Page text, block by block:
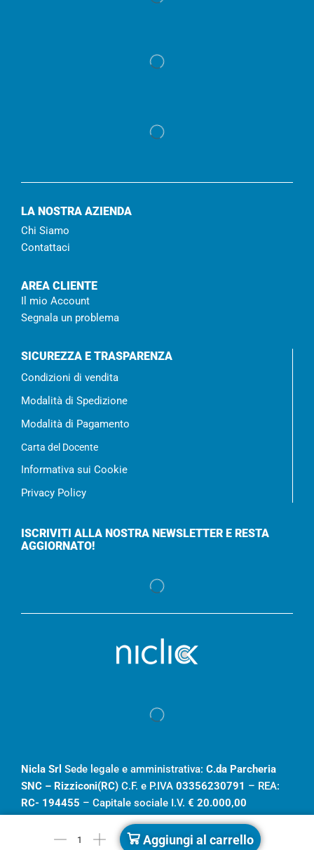
LA NOSTRA AZIENDA
Chi Siamo
Contattaci
AREA CLIENTE
Il mio Account
Segnala un problema
SICUREZZA E TRASPARENZA
Condizioni di vendita
Modalità di Spedizione
Modalità di Pagamento
Carta del Docente
Informativa sui Cookie
Privacy Policy
ISCRIVITI ALLA NOSTRA NEWSLETTER E RESTA
AGGIORNATO!
Nicla Srl Sede legale e amministrativa: C.da Parcheria
SNC – Rizziconi(RC) C.F. e P.IVA 03356230791 – REA:
RC- 194455 – Capitale sociale I.V. € 20.000,00
Aggiungi al carrello